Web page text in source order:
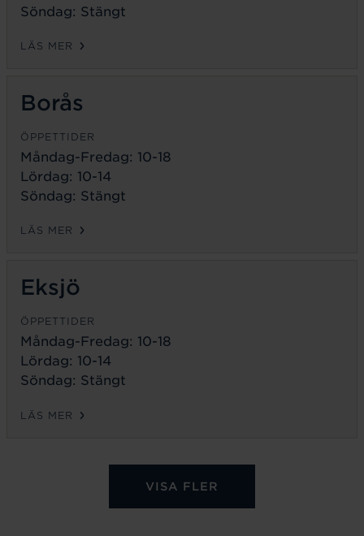
Söndag: Stängt
LÄS MER
Borås
ÖPPETTIDER
Måndag-Fredag: 10-18
Lördag: 10-14
Söndag: Stängt
LÄS MER
Eksjö
ÖPPETTIDER
Måndag-Fredag: 10-18
Lördag: 10-14
Söndag: Stängt
LÄS MER
VISA FLER